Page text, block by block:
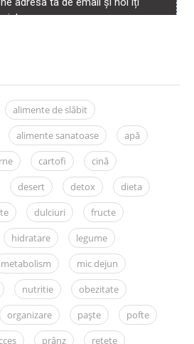
alimente de slăbit
alimente sanatoase
apă
cartofi
cină
desert detox
dieta
dulciuri
fructe
hidratare
legume
metabolism
mic dejun
nutritie
obezitate
organizare paște
pofte
prânz
retete